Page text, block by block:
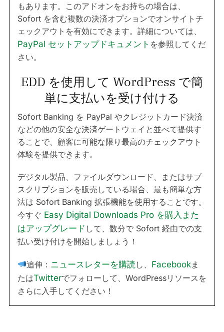
もあります。このアドオンをお持ちの場合は、
Sofort を含む複数の決済オプションでオンサイトチ
ェックアウトを有効にできます。詳細については、
PayPal セットアップドキュメント を参照してくだ
さい。
EDD を使用して WordPress で簡
単に支払いを受け付ける
Sofort Banking を PayPal やクレジットカード決済
などの他の安全な決済ゲートウェイと並べて提供す
ることで、顧客に可能な限り最高のチェックアウト
体験を提供できます。
デジタル製品、ファイルダウンロード、またはサブ
スクリプションを販売している場合、最も簡単な方
法は Sofort Banking 拡張機能を使用することです。
今すぐ Easy Digital Downloads Pro を購入また
はアップグレード して、数分で Sofort 経由での支
払い受け付けを開始しましょう！
追伸： ニュースレターを購読 し、 Facebookま
たはTwitterでフォローして、WordPressリソースを
さらに入手してください！